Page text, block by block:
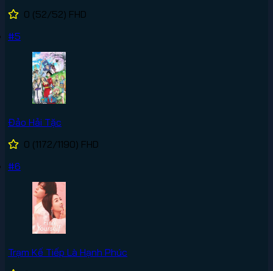
0 (52/52) FHD
#5
Đảo Hải Tặc
0 (1172/1190) FHD
#6
Trạm Kế Tiếp Là Hạnh Phúc